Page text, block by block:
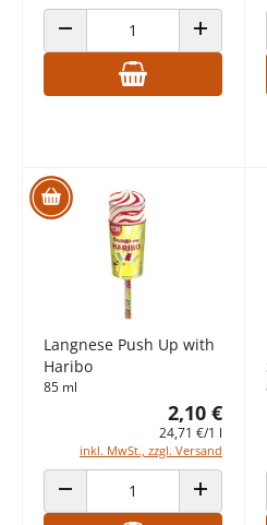
ANZAHL VERRINGERN ANZAHL
Langnese Push Up with
Haribo
85 ml
2,10 €
24,71 €/1 l
inkl. MwSt., zzgl. Versand
ANZAHL VERRINGERN ANZAHL